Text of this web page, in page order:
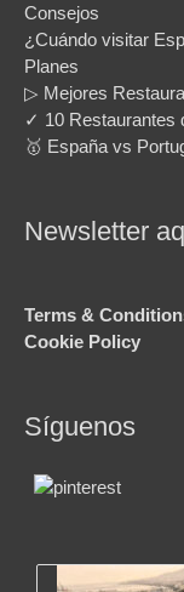
Consejos
¿Cuándo visitar
Planes
▷ Mejores
✓ 10 Restaurantes
🥇 España vs
Newsletter
Terms &
Cookie Policy
Síguenos